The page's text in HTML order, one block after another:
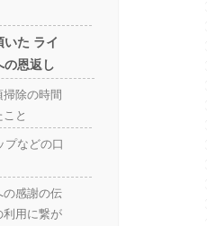
いた ライ
の恩返し
除の時間
と
プなどの口
の感謝の伝
利用に繋が